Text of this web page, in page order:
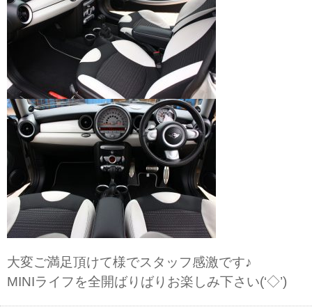
大変ご満足頂けて様でスタッフ感激です♪
MINIライフを全開ばりばりお楽しみ下さい(‘◇’)ゞ